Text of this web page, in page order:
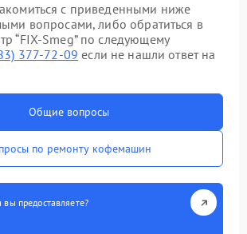
с приведенными ниже
вопросами, либо обратиться в
“FIX-Smeg” по следующему
377-72-09 если не нашли ответ на
Общие вопросы
по ремонту кофемашин
предоставляете?